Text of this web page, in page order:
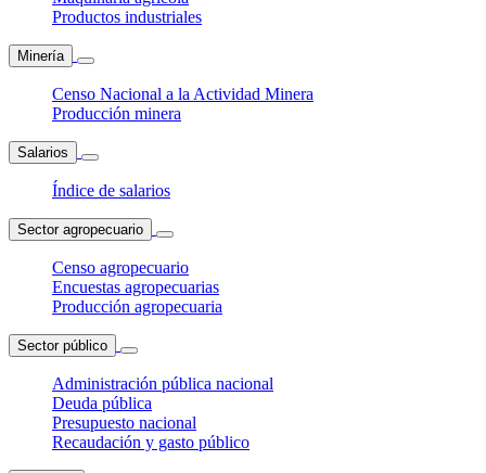
Productos industriales
Minería
Censo Nacional a la Actividad Minera
Producción minera
Salarios
Índice de salarios
Sector agropecuario
Censo agropecuario
Encuestas agropecuarias
Producción agropecuaria
Sector público
Administración pública nacional
Deuda pública
Presupuesto nacional
Recaudación y gasto público